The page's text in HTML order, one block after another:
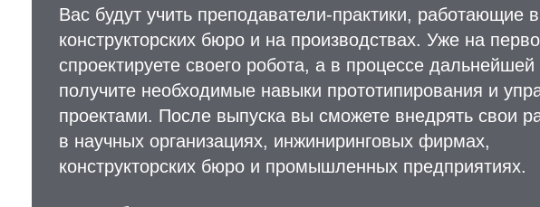
Вас будут учить преподаватели-практики, работающие
конструкторских бюро и на производствах. Уже на
спроектируете своего робота, а в процессе
получите необходимые навыки прототипирования и
проектами. После выпуска вы сможете внедрять свои
в научных организациях, инжиниринговых фирмах,
конструкторских бюро и промышленных предприятиях.